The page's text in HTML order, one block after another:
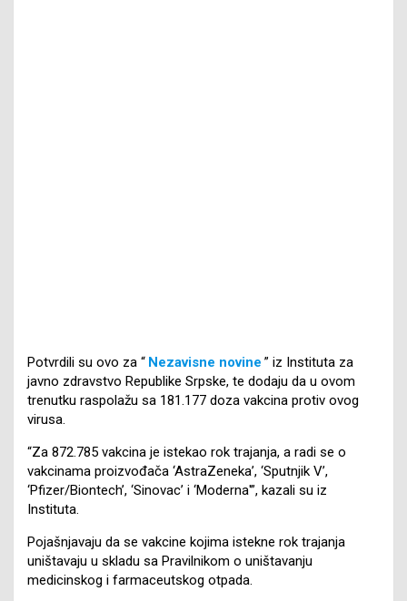
Potvrdili su ovo za “ Nezavisne novine ” iz Instituta za
javno zdravstvo Republike Srpske, te dodaju da u ovom
trenutku raspolažu sa 181.177 doza vakcina protiv ovog
virusa.
“Za 872.785 vakcina je istekao rok trajanja, a radi se o
vakcinama proizvođača ‘AstraZeneka’, ‘Sputnjik V’,
‘Pfizer/Biontech’, ‘Sinovac’ i ‘Moderna'”, kazali su iz
Instituta.
Pojašnjavaju da se vakcine kojima istekne rok trajanja
uništavaju u skladu sa Pravilnikom o uništavanju
medicinskog i farmaceutskog otpada.